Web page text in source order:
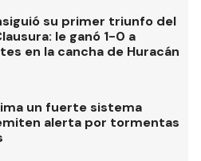
su primer triunfo del
le ganó 1-0 a
en la cancha de Huracán
un fuerte sistema
alerta por tormentas